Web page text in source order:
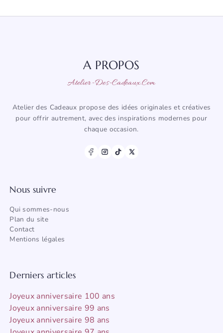
A PROPOS
Atelier-Des-Cadeaux.com
Atelier des Cadeaux propose des idées originales et créatives
pour offrir autrement, avec des inspirations modernes pour
chaque occasion.
Nous suivre
Qui sommes-nous
Plan du site
Contact
Mentions légales
Derniers articles
Joyeux anniversaire 100 ans
Joyeux anniversaire 99 ans
Joyeux anniversaire 98 ans